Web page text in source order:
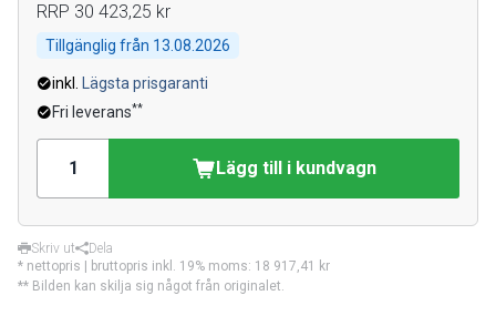
RRP 30 423,25 kr
Tillgänglig från 13.08.2026
inkl.
Lägsta prisgaranti
Fri leverans**
Lägg till i kundvagn
Skriv ut
Dela
* nettopris | bruttopris inkl. 19% moms: 18 917,41 kr
** Bilden kan skilja sig något från originalet.